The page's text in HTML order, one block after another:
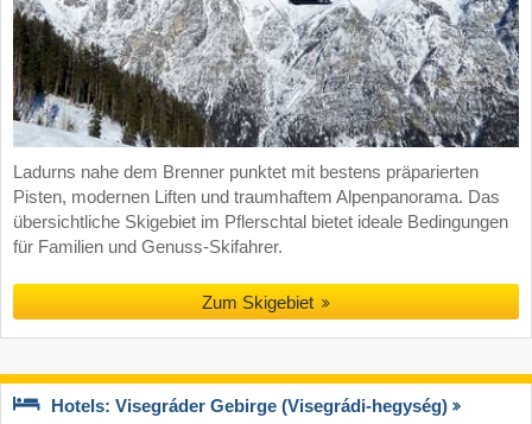
Ladurns nahe dem Brenner punktet mit bestens präparierten
Pisten, modernen Liften und traumhaftem Alpenpanorama. Das
übersichtliche Skigebiet im Pflerschtal bietet ideale Bedingungen
für Familien und Genuss-Skifahrer.
Zum Skigebiet
Hotels: Visegráder Gebirge (Visegrádi-hegység)